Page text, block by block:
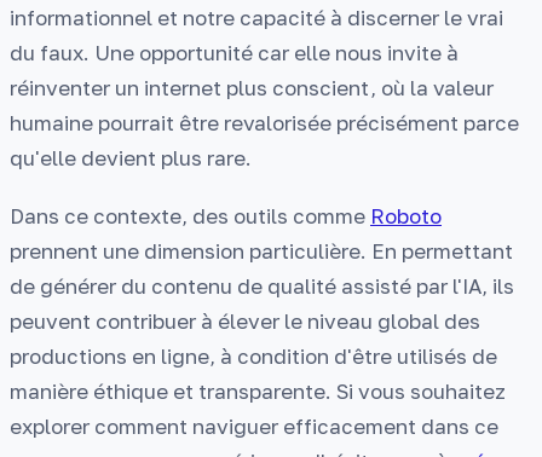
informationnel et notre capacité à discerner le vrai
du faux. Une opportunité car elle nous invite à
réinventer un internet plus conscient, où la valeur
humaine pourrait être revalorisée précisément parce
qu'elle devient plus rare.
Dans ce contexte, des outils comme Roboto
prennent une dimension particulière. En permettant
de générer du contenu de qualité assisté par l'IA, ils
peuvent contribuer à élever le niveau global des
productions en ligne, à condition d'être utilisés de
manière éthique et transparente. Si vous souhaitez
explorer comment naviguer efficacement dans ce